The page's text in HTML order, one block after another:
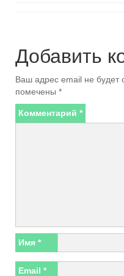
Добавить
Ваш адрес email не будет
помечены *
Комментарий *
Имя *
Email *